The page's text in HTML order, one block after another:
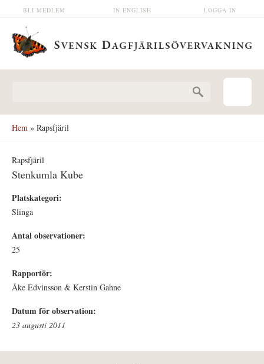
Hoppa till huvudinnehåll LOGGA IN
IN ENGLISH
BLI MEDLEM
Hem » Rapsfjäril
Rapsfjäril
Stenkumla Kube
Platskategori:
Slinga
Antal observationer:
25
Rapportör:
Åke Edvinsson & Kerstin Gahne
Datum för observation:
23 augusti 2011